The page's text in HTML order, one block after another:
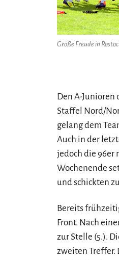
Große Freude in
Den A-Junioren
Staffel Nord/
gelang dem
Auch in der
jedoch die 96er
Wochenende
und schickten
Bereits
Front. Nach
zur Stelle (5.).
zweiten Treffer.